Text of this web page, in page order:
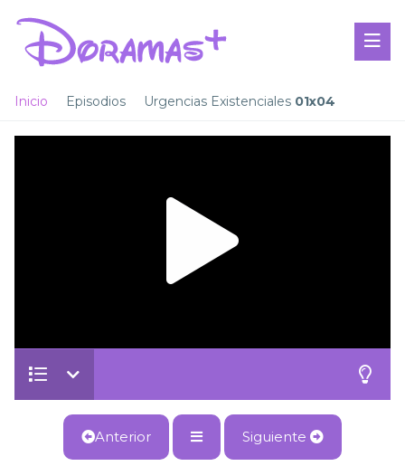
Inicio Episodios Urgencias Existenciales 01x04
Anterior Siguiente